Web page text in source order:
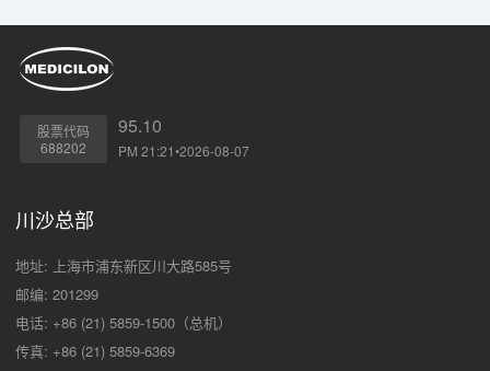
股票代码
688202
95.10
PM 21:21•2026-08-07
川沙总部
地址: 上海市浦东新区川大路585号
邮编: 201299
电话: +86 (21) 5859-1500（总机）
传真: +86 (21) 5859-6369